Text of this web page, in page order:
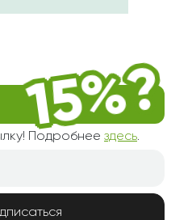
Подробнее здесь.